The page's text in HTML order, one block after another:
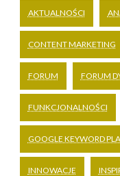
AKTUALNOŚCI
CONTENT MARKETING
FORUM FORUM
FUNKCJONALNOŚCI
GOOGLE KEYWORD
INNOWACJE